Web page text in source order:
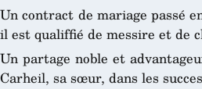
Un contract de mariage passé
il est qualiffié de messire et de
Un partage noble et
Carheil, sa sœur, dans les